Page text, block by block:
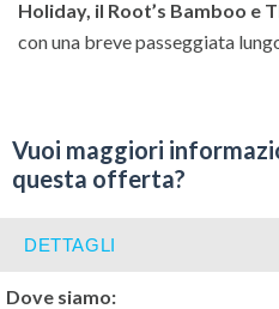
Holiday, il Root’s Bamboo e
con una breve passeggiata
Vuoi maggiori
questa offerta?
DETTAGLI
Dove siamo: